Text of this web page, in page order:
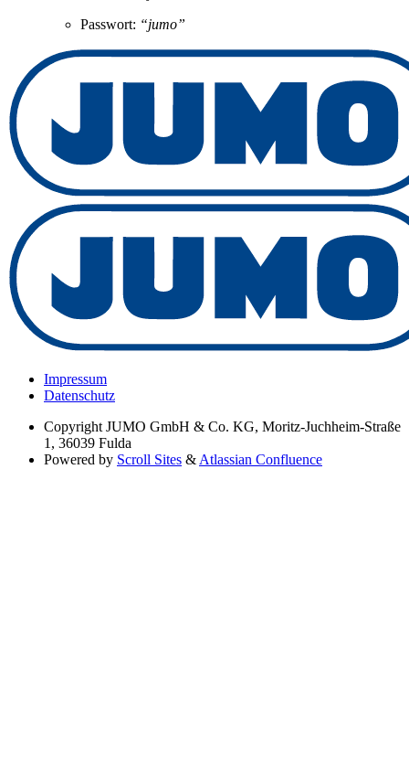
Passwort: “jumo”
Impressum
Datenschutz
Copyright JUMO GmbH & Co. KG, Moritz-Juchheim-Straße
1, 36039 Fulda
Powered by Scroll Sites & Atlassian Confluence